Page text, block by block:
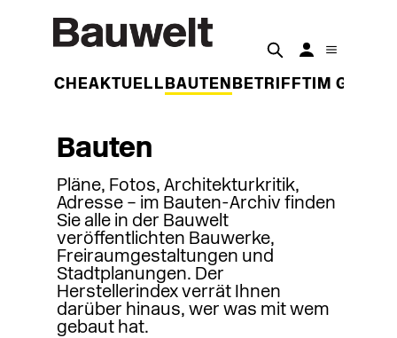
WOCHEAKTUELL BAUTEN BETRIFFT IM
Bauten
Pläne, Fotos, Architekturkritik,
Adresse – im Bauten-Archiv finden
Sie alle in der Bauwelt
veröffentlichten Bauwerke,
Freiraumgestaltungen und
Stadtplanungen. Der
Herstellerindex verrät Ihnen
darüber hinaus, wer was mit wem
gebaut hat.